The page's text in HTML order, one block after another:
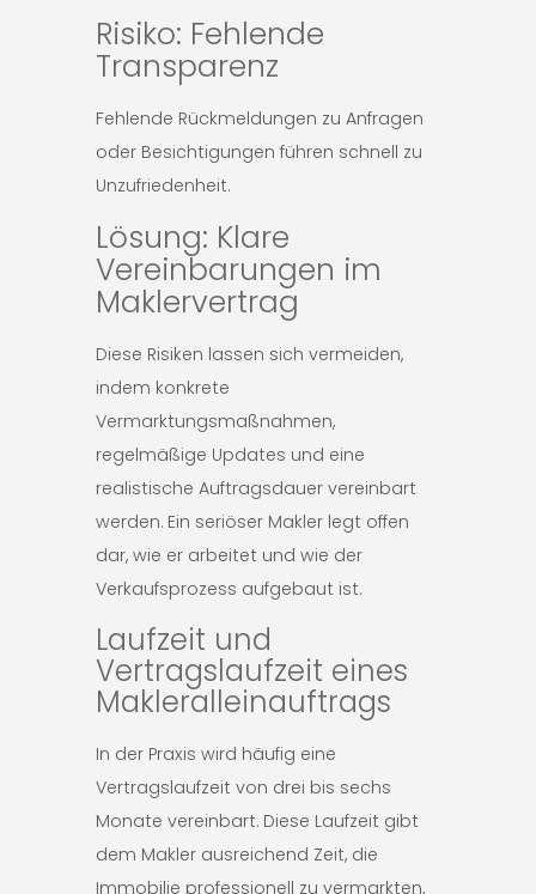
Risiko: Fehlende
Transparenz
Fehlende Rückmeldungen zu Anfragen
oder Besichtigungen führen schnell zu
Unzufriedenheit.
Lösung: Klare
Vereinbarungen im
Maklervertrag
Diese Risiken lassen sich vermeiden,
indem konkrete
Vermarktungsmaßnahmen,
regelmäßige Updates und eine
realistische Auftragsdauer vereinbart
werden. Ein seriöser Makler legt offen
dar, wie er arbeitet und wie der
Verkaufsprozess aufgebaut ist.
Laufzeit und
Vertragslaufzeit eines
Makleralleinauftrags
In der Praxis wird häufig eine
Vertragslaufzeit von drei bis sechs
Monate vereinbart. Diese Laufzeit gibt
dem Makler ausreichend Zeit, die
Immobilie professionell zu vermarkten,